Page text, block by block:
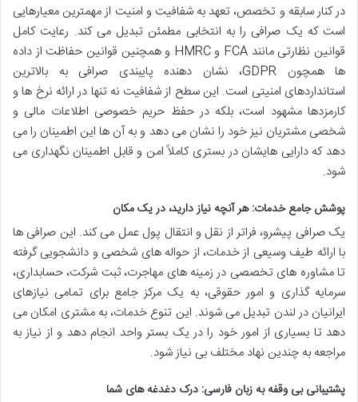
در کنار سابقه و تخصص، تعهد به شفافیت و امنیت از مهمترین معیارهایی
است که یک صرافی را به انتخابی مطمئن تبدیل می کند. رعایت کامل
قوانین نظارتی مانند FCA و HMRC و همچنین قوانین حفاظت از داده
ها همچون GDPR، نشان دهنده پایبندی صرافی به بالاترین
استانداردهای امنیتی است. این سطح از شفافیت نه تنها در ارائه نرخ ها و
کارمزدها مشهود است، بلکه در حفظ حریم خصوصی اطلاعات مالی و
شخصی مشتریان نیز خود را نشان می دهد و به آن ها این اطمینان را می
دهد که دارایی هایشان در بستری کاملاً امن و قابل اطمینان نگهداری می
شود.
پوشش جامع خدمات: هر آنچه نیاز دارید، در یک مکان
یک صرافی پیشرو، فراتر از نقل و انتقال پول عمل می کند. این صرافی ها
با ارائه طیف وسیعی از خدمات، از حواله های شخصی و دانشجویی گرفته
تا مشاوره های تخصصی در زمینه های مهاجرت، ثبت شرکت، حسابداری،
سرمایه گذاری و امور حقوقی، به یک مرکز جامع برای تمامی نیازهای
ایرانیان در لندن تبدیل می شوند. این تنوع خدمات، به مشتری امکان می
دهد تا بسیاری از امور خود را در یک بستر واحد انجام دهد و از نیاز به
مراجعه به چندین نهاد مختلف بی نیاز شود.
پشتیبانی بی وقفه به زبان فارسی: درک دغدغه های شما